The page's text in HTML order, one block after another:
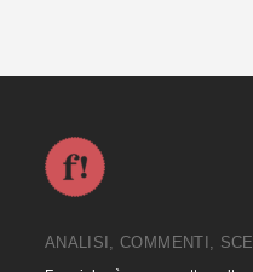
ANALISI, COMMENTI,